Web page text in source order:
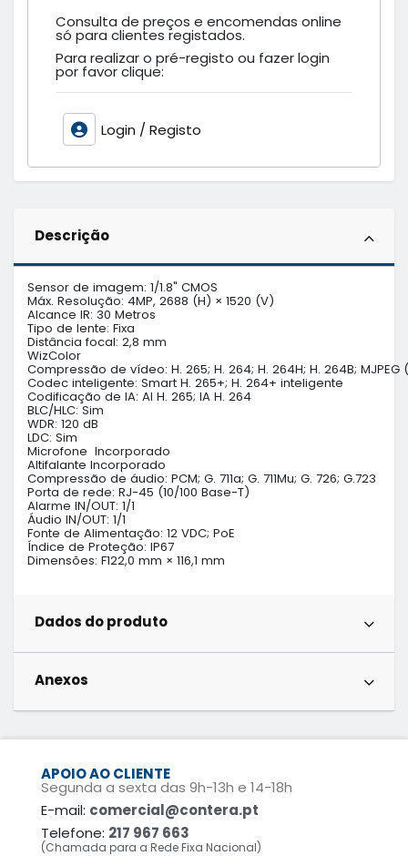
Consulta de preços e encomendas online
só para clientes registados.
Para realizar o pré-registo ou fazer login
por favor clique:
Login / Registo
Descrição
Sensor de imagem: 1/1.8" CMOS
Máx. Resolução: 4MP, 2688 (H) × 1520 (V)
Alcance IR: 30 Metros
Tipo de lente: Fixa
Distância focal: 2,8 mm
WizColor
Compressão de vídeo: H. 265; H. 264; H. 264H; H. 264B;
Codec inteligente: Smart H. 265+; H. 264+ inteligente
Codificação de IA: AI H. 265; IA H. 264
BLC/HLC: Sim
WDR: 120 dB
LDC: Sim
Microfone  Incorporado
Altifalante Incorporado
Compressão de áudio: PCM; G. 711a; G. 711Mu; G. 726; G.723
Porta de rede: RJ-45 (10/100 Base-T)
Alarme IN/OUT: 1/1
Áudio IN/OUT: 1/1
Fonte de Alimentação: 12 VDC; PoE
Índice de Proteção: IP67
Dimensões: F122,0 mm × 116,1 mm
Dados do produto
Anexos
APOIO AO CLIENTE
Segunda a sexta das 9h-13h e 14-18h
E-mail: comercial@contera.pt
Telefone: 217 967 663
(Chamada para a Rede Fixa Nacional)